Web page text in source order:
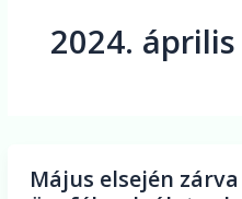
2024. április
Május elsején
Május